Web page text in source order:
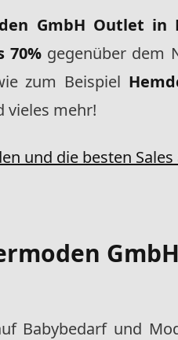
GmbH Outlet in
70% gegenüber dem
zum Beispiel
vieles mehr!
und die besten Sales
Babybedarf und